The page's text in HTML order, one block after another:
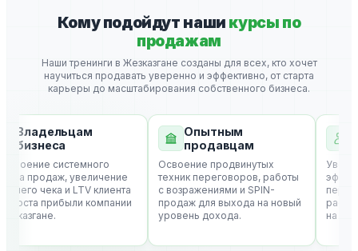
Кому подойдут наши курсы по
продажам
Наши тренинги в Жезказгане созданы для всех, кто хочет
научиться продавать уверенно и эффективно, от старта
карьеры до масштабирования собственного бизнеса.
Владельцам
бизнеса
системного
продаж, увеличение
чека и LTV клиента
прибыли компании
Опытным
продавцам
Освоение продвинутых
техник переговоров, работы
с возражениями и SPIN-
продаж для выхода на новый
уровень дохода.
на